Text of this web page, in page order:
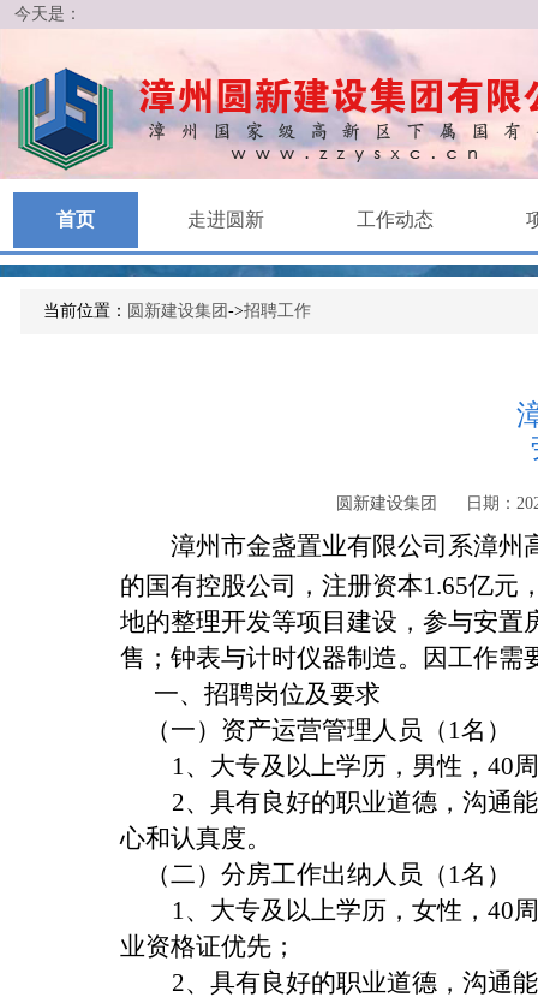
今天是：
首页 走进圆新 工作动态
当前位置： 圆新建设集团 ->招聘工作
圆新建设集团 日期：
漳州市金盏置业有限公司系漳州
的国有控股公司，注册资本1.65亿元
地的整理开发等项目建设，参与安
售；钟表与计时仪器制造。因工作需
一、招聘岗位及要求
（一） 资产运营管理人员（ 1名）
1、大专及以上学历，男性， 40
2、具有良好的职业道德，沟通
心和认真度。
（二）分房工作出纳人员（ 1名）
1、大专及以上学历，女性， 40
业资格证优先；
2、具有良好的职业道德，沟通